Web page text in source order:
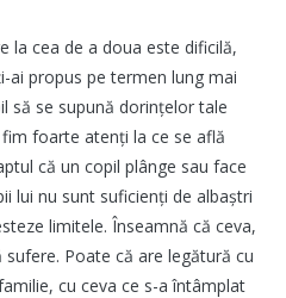
la cea de a doua este dificilă,
ai propus pe termen lung mai
să se supună dorințelor tale
foarte atenți la ce se află
că un copil plânge sau face
lui nu sunt suficienți de albaștri
limitele. Înseamnă că ceva,
Poate că are legătură cu
cu ceva ce s-a întâmplat